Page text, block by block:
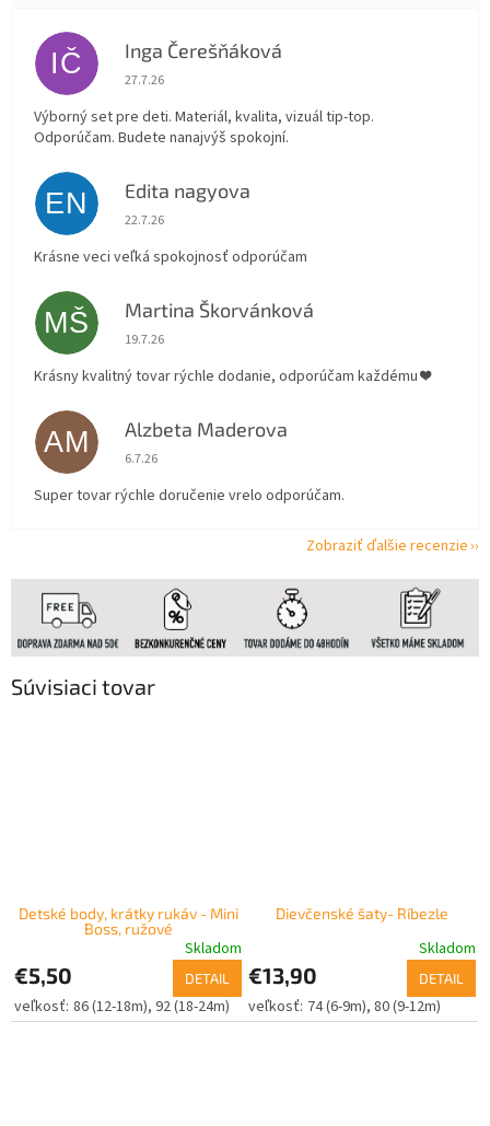
Súvisiaci tovar
Detské body, krátky rukáv - Mini
Boss, ružové
Skladom
€5,50 DETAIL
86 (12-18m) 92 (18-24m)
Dievčenské šaty- Ríbezle
Skladom
€13,90 DETAIL
74 (6-9m) 80 (9-12m)
IČ Inga Čerešňáková
Hodnotenie obchodu je 5 z 5 hviezdičiek.
27.7.26
Výborný set pre deti. Materiál, kvalita, vizuál tip-top.
Odporúčam. Budete nanajvýš spokojní.
EN Edita nagyova
Hodnotenie obchodu je 5 z 5 hviezdičiek.
22.7.26
Krásne veci veľká spokojnosť odporúčam
MŠ Martina Škorvánková
Hodnotenie obchodu je 5 z 5 hviezdičiek.
19.7.26
Krásny kvalitný tovar rýchle dodanie, odporúčam každému ❤️
AM Alzbeta Maderova
Hodnotenie obchodu je 5 z 5 hviezdičiek.
6.7.26
Super tovar rýchle doručenie vrelo odporúčam.
Zobraziť ďalšie recenzie